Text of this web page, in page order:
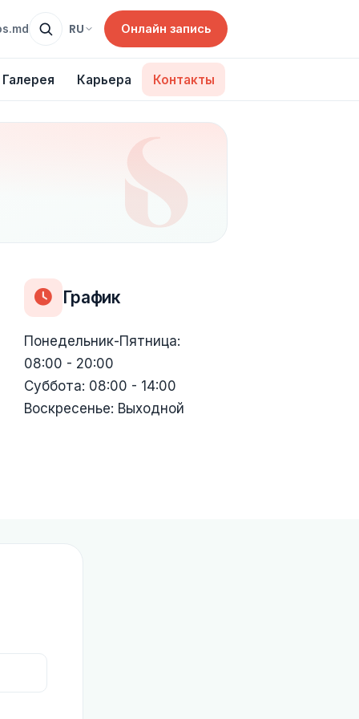
RU Онлайн запись
Галерея Карьера Контакты
График
Понедельник-Пятница:
08:00 - 20:00
Суббота: 08:00 - 14:00
Воскресенье: Выходной